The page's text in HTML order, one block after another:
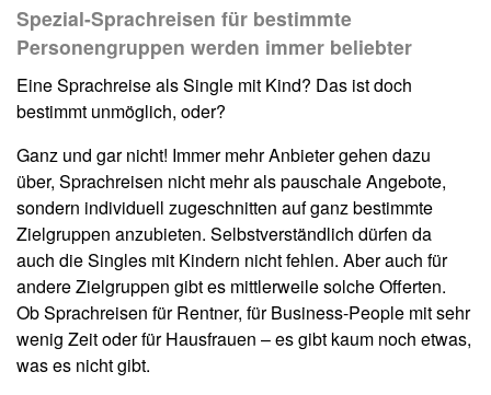
Spezial-Sprachreisen für bestimmte
Personengruppen werden immer beliebter
Eine Sprachreise als Single mit Kind? Das ist doch
bestimmt unmöglich, oder?
Ganz und gar nicht! Immer mehr Anbieter gehen dazu
über, Sprachreisen nicht mehr als pauschale Angebote,
sondern individuell zugeschnitten auf ganz bestimmte
Zielgruppen anzubieten. Selbstverständlich dürfen da
auch die Singles mit Kindern nicht fehlen. Aber auch für
andere Zielgruppen gibt es mittlerweile solche Offerten.
Ob Sprachreisen für Rentner, für Business-People mit sehr
wenig Zeit oder für Hausfrauen – es gibt kaum noch etwas,
was es nicht gibt.